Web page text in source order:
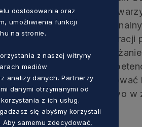
Turystyczną, Polskim
oraz 2 spółkami
pracowników administracji
mające na celu
centra wsparcia i
które będą oferować
profesjonalne doradztwo w
dostosowania oraz
umożliwienia funkcji
na stronie.
z naszej witryny
mediów
analizy danych. Partnerzy
danymi otrzymanymi od
z ich usług.
się abyśmy korzystali
samemu zdecydować,